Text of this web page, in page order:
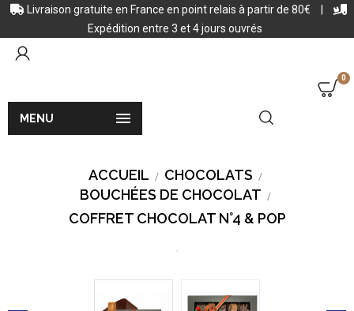
Livraison gratuite en France en point relais à partir de 80€
Expédition entre 3 et 4 jours ouvrés
0

MENU
ACCUEIL
CHOCOLATS
BOUCHÉES DE CHOCOLAT
COFFRET CHOCOLAT N°4 & POP